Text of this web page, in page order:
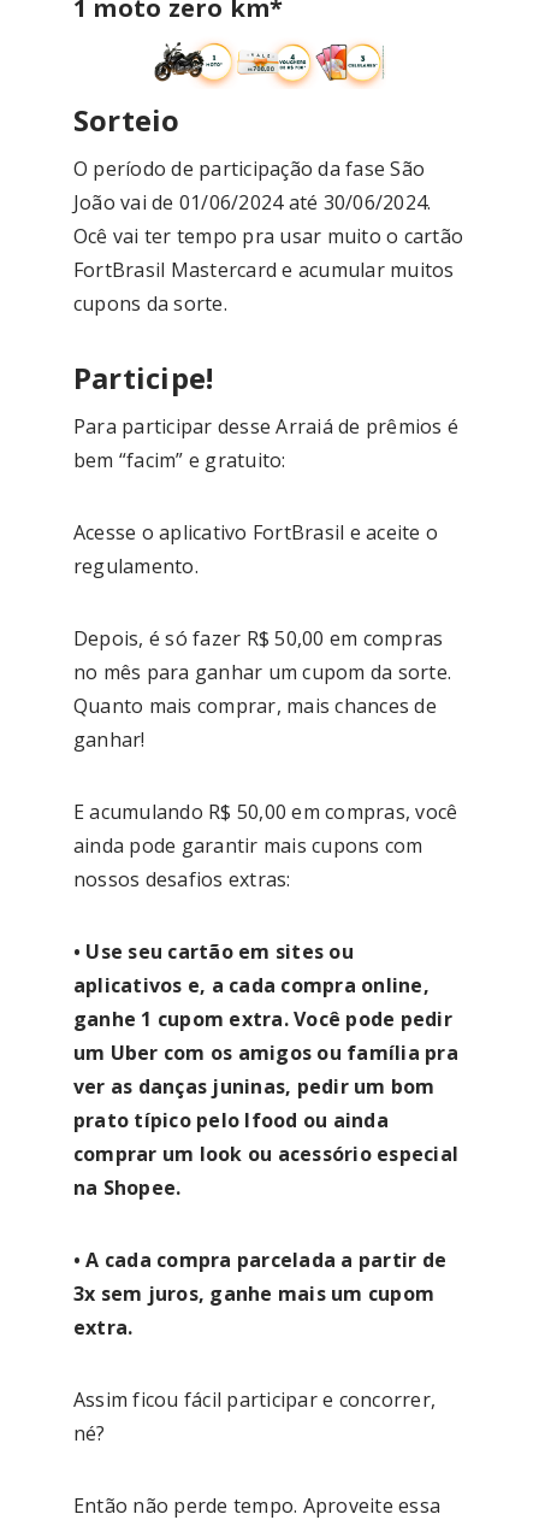
1 moto zero km*
Sorteio
O período de participação da fase São
João vai de 01/06/2024 até 30/06/2024.
Ocê vai ter tempo pra usar muito o cartão
FortBrasil Mastercard e acumular muitos
cupons da sorte.
Participe!
Para participar desse Arraiá de prêmios é
bem “facim” e gratuito:
Acesse o aplicativo FortBrasil e aceite o
regulamento.
Depois, é só fazer R$ 50,00 em compras
no mês para ganhar um cupom da sorte.
Quanto mais comprar, mais chances de
ganhar!
E acumulando R$ 50,00 em compras, você
ainda pode garantir mais cupons com
nossos desafios extras:
• Use seu cartão em sites ou
aplicativos e, a cada compra online,
ganhe 1 cupom extra. Você pode pedir
um Uber com os amigos ou família pra
ver as danças juninas, pedir um bom
prato típico pelo Ifood ou ainda
comprar um look ou acessório especial
na Shopee.
• A cada compra parcelada a partir de
3x sem juros, ganhe mais um cupom
extra.
Assim ficou fácil participar e concorrer,
né?
Então não perde tempo. Aproveite essa